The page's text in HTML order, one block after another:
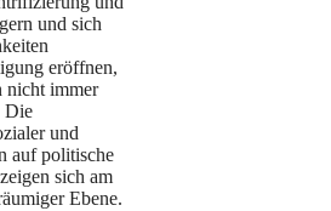
und sich
eröffnen,
nicht immer
Die
und
auf politische
sich am
Ebene.